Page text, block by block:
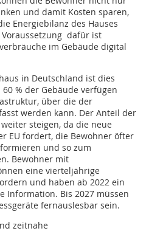
und damit Kosten sparen,
Energiebilanz des Hauses
dafür ist
im Gebäude digital
in Deutschland ist dies
% der Gebäude verfügen
über die der
werden kann. Der Anteil der
steigen, da die neue
EU fordert, die Bewohner öfter
und so zum
Bewohner mit
eine vierteljährige
und haben ab 2022 ein
Information. Bis 2027 müssen
fernauslesbar sein.
zeitnahe